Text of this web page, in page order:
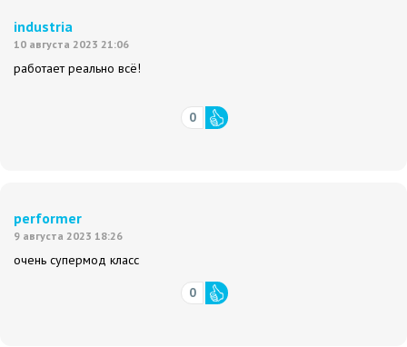
industria
10 августа 2023 21:06
работает реально всё!
0
performer
9 августа 2023 18:26
очень супермод класс
0